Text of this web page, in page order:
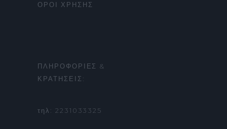
ΟΡΟΙ ΧΡΗΣΗΣ
ΠΛΗΡΟΦΟΡΙΕΣ &
ΚΡΑΤΗΣΕΙΣ:
τηλ: 2231033325